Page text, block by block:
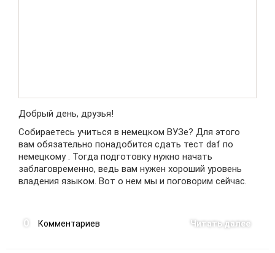
Добрый день, друзья!
Собираетесь учиться в немецком ВУЗе? Для этого
вам обязательно понадобится сдать тест daf по
немецкому . Тогда подготовку нужно начать
заблаговременно, ведь вам нужен хороший уровень
владения языком. Вот о нем мы и поговорим сейчас.
0 Комментариев Читать далее